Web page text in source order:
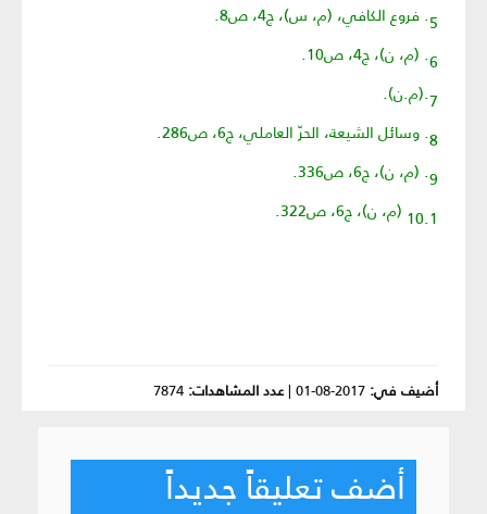
5. فروع الكافي، (م، س)، ج4، ص8.
6. (م، ن)، ج4، ص10.
7.(م.ن).
8. وسائل الشيعة، الحرّ العاملي، ج6، ص286.
9. (م، ن)، ج6، ص336.
10.1 (م، ن)، ج6، ص322.
أضيف في: 2017-08-01
|عدد المشاهدات: 7874
أضف تعليقاً جديداً